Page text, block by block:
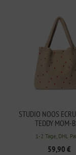
STUDIO NOOS
TEDDY MOM-
1-2 Tage, DHL
59,90 €